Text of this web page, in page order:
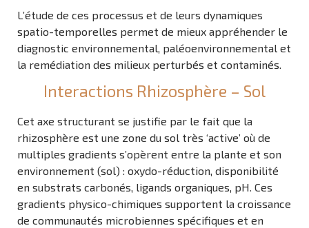
L’étude de ces processus et de leurs dynamiques
spatio-temporelles permet de mieux appréhender le
diagnostic environnemental, paléoenvironnemental et
la remédiation des milieux perturbés et contaminés.
Interactions Rhizosphère – Sol
Cet axe structurant se justifie par le fait que la
rhizosphère est une zone du sol très ‘active’ où de
multiples gradients s’opèrent entre la plante et son
environnement (sol) : oxydo-réduction, disponibilité
en substrats carbonés, ligands organiques, pH. Ces
gradients physico-chimiques supportent la croissance
de communautés microbiennes spécifiques et en